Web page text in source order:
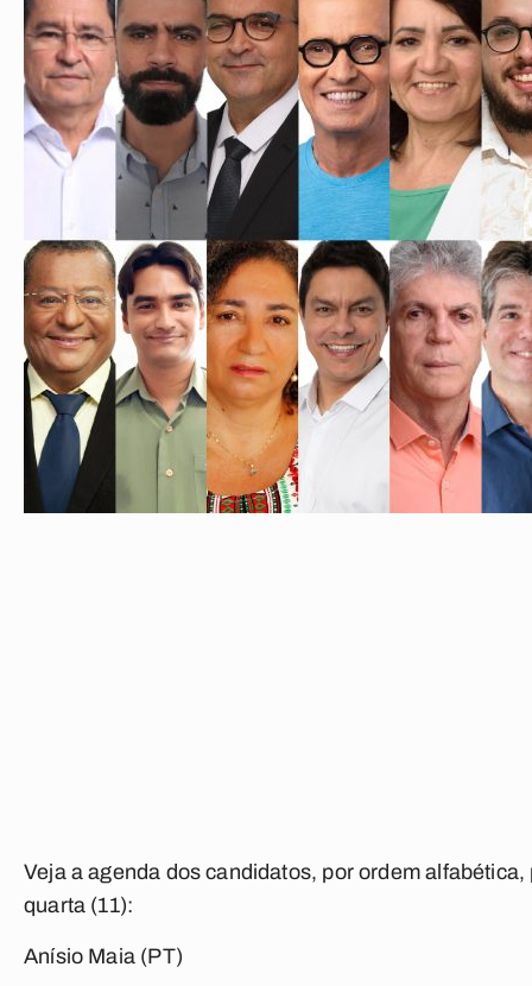
Veja a agenda dos candidatos, por ordem alfabética,
quarta (11):
Anísio Maia (PT)